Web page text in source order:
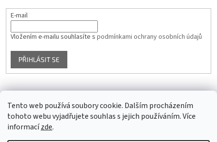
Tento web používá soubory cookie. Dalším procházením
tohoto webu vyjadřujete souhlas s jejich používáním. Více
informacízde.
E-mail
Vložením e-mailu souhlasíte s podmínkami ochrany osobních údajů
PŘIHLÁSIT SE
Facebook